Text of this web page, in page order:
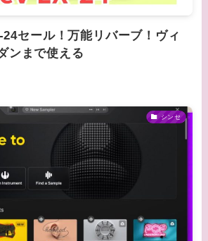
セール！万能リバーブ！ヴィ
ンまで使える
シンセ